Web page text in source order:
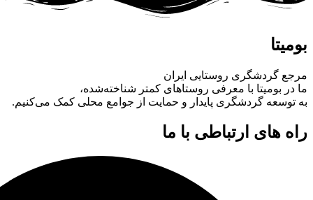
بومیتا
مرجع گردشگری روستایی ایران
ما در بومیتا با معرفی روستاهای کمتر شناخته‌شده،
به توسعه گردشگری پایدار و حمایت از جوامع محلی کمک می‌کنیم.
راه های ارتباطی با ما